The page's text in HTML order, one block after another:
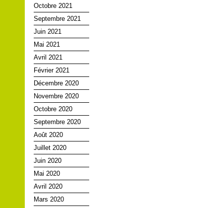
Octobre 2021
Septembre 2021
Juin 2021
Mai 2021
Avril 2021
Février 2021
Décembre 2020
Novembre 2020
Octobre 2020
Septembre 2020
Août 2020
Juillet 2020
Juin 2020
Mai 2020
Avril 2020
Mars 2020